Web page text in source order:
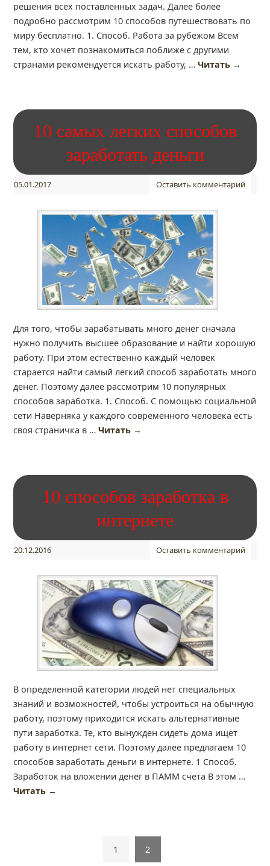
решения всех поставленных задач. Далее более
подробно рассмотрим 10 способов путешествовать по
миру бесплатно. 1. Способ. Работа за рубежом Всем
тем, кто хочет познакомиться поближе с другими
странами рекомендуется искать работу, … Читать →
10 самых легких способов
заработать деньги
05.01.2017 Оставить комментарий
Для того, чтобы зарабатывать много денег сначала
нужно получить высшее образование и найти хорошую
работу. При этом естественно каждый человек
старается найти самый легкий способ заработать много
денег. Поэтому далее рассмотрим 10 популярных
способов заработка. 1. Способ. С помощью социальной
сети Наверняка у каждого современного человека есть
своя страничка в … Читать →
10 способов заработка в
интернете
20.12.2016 Оставить комментарий
В определенной категории людей нет специальных
знаний и возможностей, чтобы устроиться на обычную
работу, поэтому приходится искать альтернативные
пути заработка. Те, кто вынужден сидеть дома ищет
работу в интернет сети. Поэтому далее предлагаем 10
способов заработать деньги в интернете. 1 Способ.
Заработок на вложении денег в ПАММ счета В этом …
Читать →
1 2